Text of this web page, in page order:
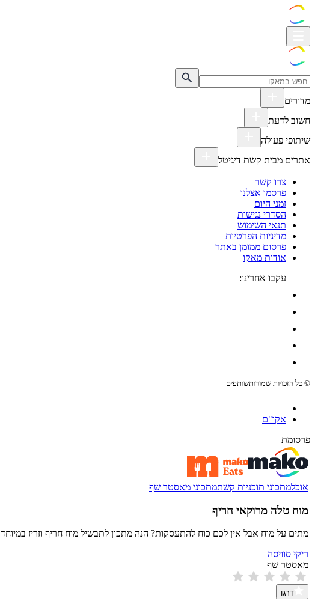
מדורים
חשוב לדעת
שיתופי פעולה
אתרים מבית קשת דיגיטל
צרו קשר
פרסמו אצלנו
זמני היום
הסדרי נגישות
תנאי השימוש
מדיניות הפרטיות
פרסום ממומן באתר
אודות מאקו
עקבו אחרינו:
© כל הזכויות שמורותשותפים
אקו"ם
פרסומת
אוכלמתכוני תוכניות קשתמתכוני מאסטר שף
מוח טלה מרוקאי חריף
מתים על מוח אבל אין לכם כוח להתעסקות? הנה מתכון לתבשיל מוח חריף וזריז במיוחד
ריקי סוויסה
מאסטר שף
דרגו